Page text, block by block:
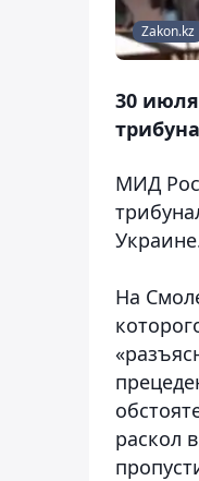
Zakon.kz
30
МИД
На
раскол